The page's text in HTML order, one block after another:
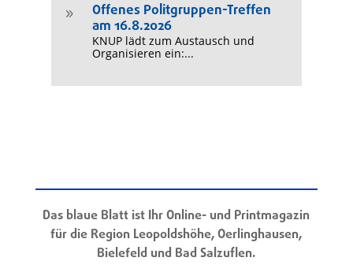
9
Offenes Politgruppen-Treffen
am 16.8.2026
KNUP lädt zum Austausch und
Organisieren ein:...
Das blaue Blatt ist Ihr Online- und Printmagazin
für die Region Leopoldshöhe, Oerlinghausen,
Bielefeld und Bad Salzuflen.